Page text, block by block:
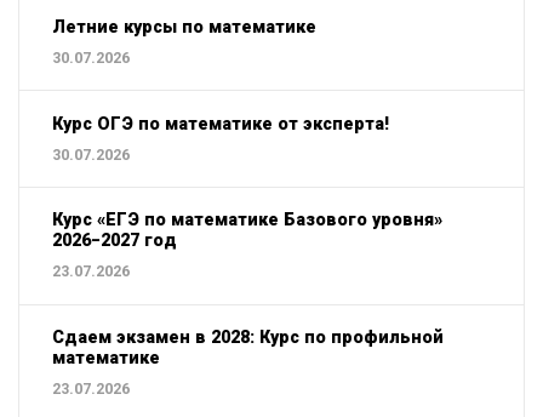
Летние курсы по математике
30.07.2026
Курс ОГЭ по математике от эксперта!
30.07.2026
Курс «ЕГЭ по математике Базового уровня»
2026−2027 год
23.07.2026
Сдаем экзамен в 2028: Курс по профильной
математике
23.07.2026